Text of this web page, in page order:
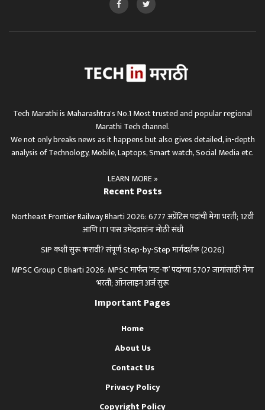
Tech Marathi is Maharashtra's No.1 Most trusted and popular regional
Marathi Tech channel.
We not only breaks news as it happens but also gives detailed, in-depth
analysis of Technology, Mobile, Laptops, Smart watch, Social Media etc.
LEARN MORE »
Recent Posts
Northeast Frontier Railway Bharti 2026: 6777 अप्रेंटिस पदांची मेगा भरती; 12वी
आणि ITI पास उमेदवारांना मोठी संधी
SIP कशी सुरू करावी? संपूर्ण Step-by-Step मार्गदर्शक (2026)
MPSC Group C Bharti 2026: MPSC मार्फत ‘गट-क’ पदांच्या 5707 जागांसाठी मेगा
भरती; ऑनलाइन अर्ज सुरू
Important Pages
Home
About Us
Contact Us
Privacy Policy
Copyright Policy